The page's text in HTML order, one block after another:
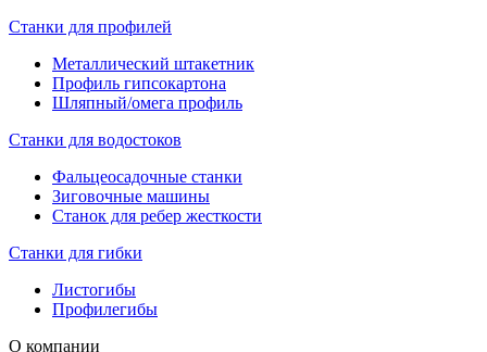
Станки для профилей
Металлический штакетник
Профиль гипсокартона
Шляпный/омега профиль
Станки для водостоков
Фальцеосадочные станки
Зиговочные машины
Станок для ребер жесткости
Станки для гибки
Листогибы
Профилегибы
О компании